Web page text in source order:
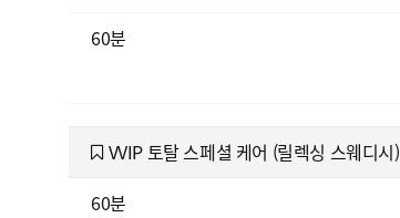
60분
VVIP 토탈 스페셜 케어 (릴렉싱 스웨디시)
60분